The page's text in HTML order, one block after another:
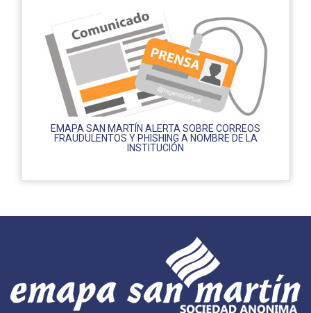
EMAPA SAN MARTÍN ALERTA SOBRE CORREOS
FRAUDULENTOS Y PHISHING A NOMBRE DE LA
INSTITUCIÓN